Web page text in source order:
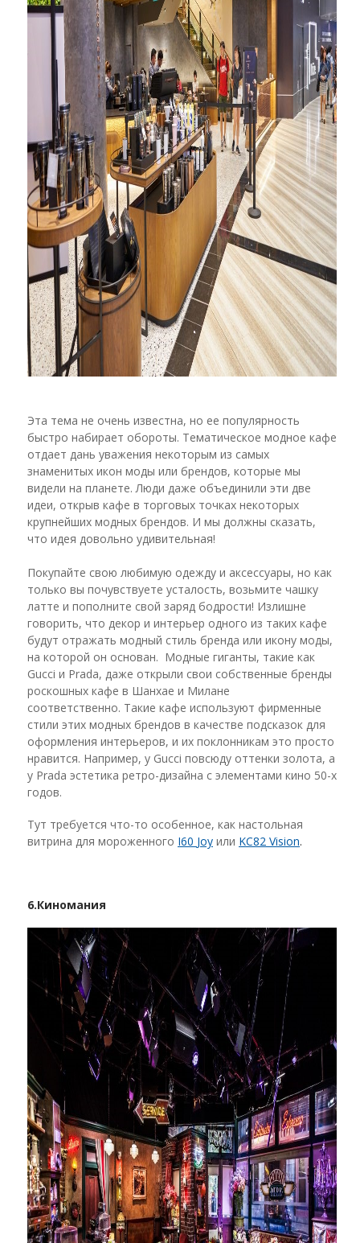
Эта тема не очень известна, но ее популярность
быстро набирает обороты. Тематическое модное кафе
отдает дань уважения некоторым из самых
знаменитых икон моды или брендов, которые мы
видели на планете. Люди даже объединили эти две
идеи, открыв кафе в торговых точках некоторых
крупнейших модных брендов. И мы должны сказать,
что идея довольно удивительная!
Покупайте свою любимую одежду и аксессуары, но как
только вы почувствуете усталость, возьмите чашку
латте и пополните свой заряд бодрости! Излишне
говорить, что декор и интерьер одного из таких кафе
будут отражать модный стиль бренда или икону моды,
на которой он основан. Модные гиганты, такие как
Gucci и Prada, даже открыли свои собственные бренды
роскошных кафе в Шанхае и Милане
соответственно. Такие кафе используют фирменные
стили этих модных брендов в качестве подсказок для
оформления интерьеров, и их поклонникам это просто
нравится. Например, у Gucci повсюду оттенки золота, а
у Prada эстетика ретро-дизайна с элементами кино 50-х
годов.
Тут требуется что-то особенное, как настольная
витрина для мороженного I60 Joy или KC82 Vision.
6.Киномания